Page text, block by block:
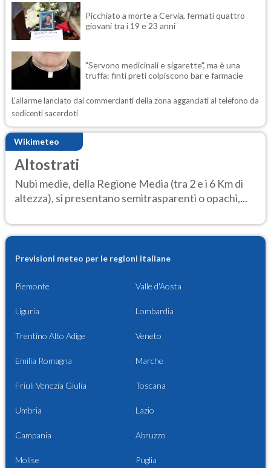
Picchiato a morte a Cervia, fermati quattro
giovani tra i 19 e 23 anni
"Servono medicinali e sigarette", ma è una
truffa: finti preti colpiscono bar e farmacie
L'allarme lanciato dai commercianti della zona agganciati al telefono da
sedicenti sacerdoti
Wikimeteo
Altostrati
Nubi medie, della Regione Media (tra 2 e i 6 Km di
altezza), si presentano semitrasparenti o opachi,...
Previsioni meteo per le regioni italiane
Piemonte Valle d'Aosta
Liguria Lombardia
Trentino Alto Adige Veneto
Emilia Romagna Marche
Friuli Venezia Giulia Toscana
Umbria Lazio
Campania Abruzzo
Molise Puglia